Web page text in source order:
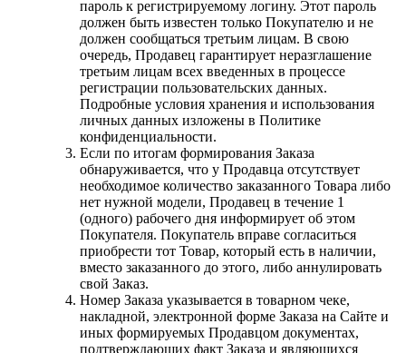
пароль к регистрируемому логину. Этот пароль
должен быть известен только Покупателю и не
должен сообщаться третьим лицам. В свою
очередь, Продавец гарантирует неразглашение
третьим лицам всех введенных в процессе
регистрации пользовательских данных.
Подробные условия хранения и использования
личных данных изложены в Политике
конфиденциальности.
Если по итогам формирования Заказа
обнаруживается, что у Продавца отсутствует
необходимое количество заказанного Товара либо
нет нужной модели, Продавец в течение 1
(одного) рабочего дня информирует об этом
Покупателя. Покупатель вправе согласиться
приобрести тот Товар, который есть в наличии,
вместо заказанного до этого, либо аннулировать
свой Заказ.
Номер Заказа указывается в товарном чеке,
накладной, электронной форме Заказа на Сайте и
иных формируемых Продавцом документах,
подтверждающих факт Заказа и являющихся